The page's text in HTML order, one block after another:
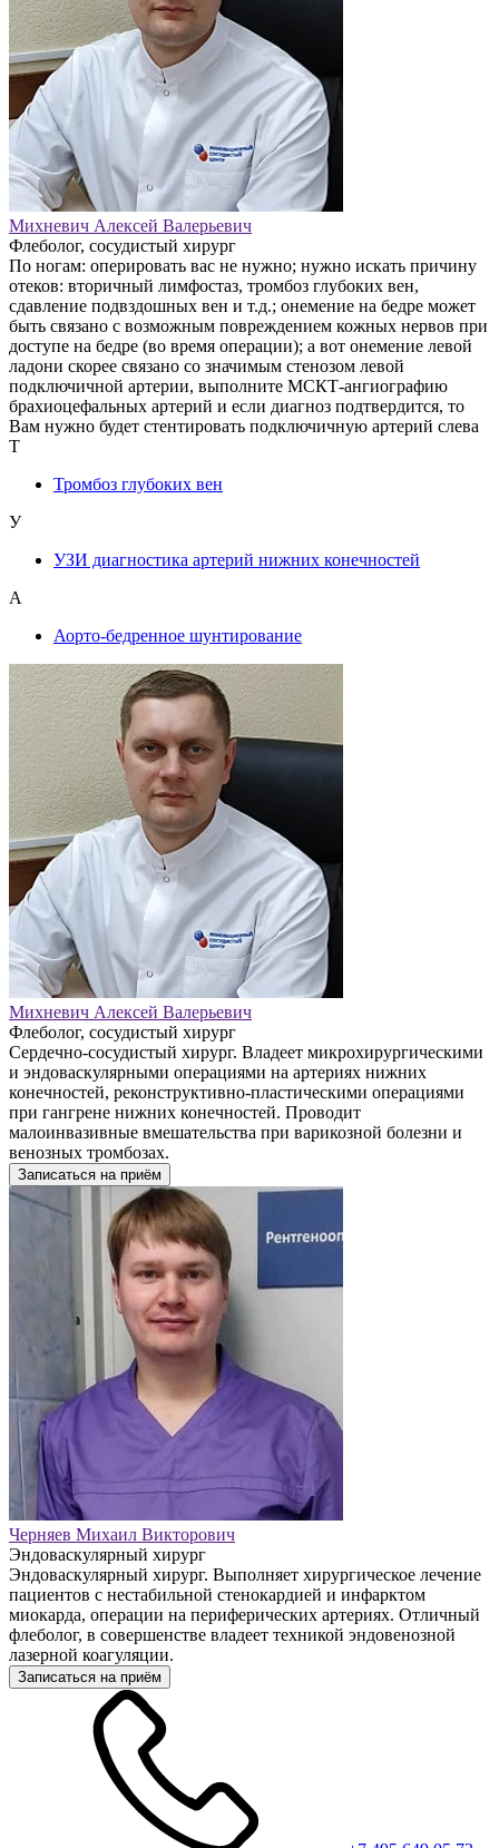
Михневич Алексей Валерьевич
Флеболог, сосудистый хирург
По ногам: оперировать вас не нужно; нужно искать причину
отеков: вторичный лимфостаз, тромбоз глубоких вен,
сдавление подвздошных вен и т.д.; онемение на бедре может
быть связано с возможным повреждением кожных нервов при
доступе на бедре (во время операции); а вот онемение левой
ладони скорее связано со значимым стенозом левой
подключичной артерии, выполните МСКТ-ангиографию
брахиоцефальных артерий и если диагноз подтвердится, то
Вам нужно будет стентировать подключичную артерий слева
Т
Тромбоз глубоких вен
У
УЗИ диагностика артерий нижних конечностей
А
Аорто-бедренное шунтирование
Михневич Алексей Валерьевич
Флеболог, сосудистый хирург
Сердечно-сосудистый хирург. Владеет микрохирургическими
и эндоваскулярными операциями на артериях нижних
конечностей, реконструктивно-пластическими операциями
при гангрене нижних конечностей. Проводит
малоинвазивные вмешательства при варикозной болезни и
венозных тромбозах.
Записаться на приём
Черняев Михаил Викторович
Эндоваскулярный хирург
Эндоваскулярный хирург. Выполняет хирургическое лечение
пациентов с нестабильной стенокардией и инфарктом
миокарда, операции на периферических артериях. Отличный
флеболог, в совершенстве владеет техникой эндовенозной
лазерной коагуляции.
Записаться на приём